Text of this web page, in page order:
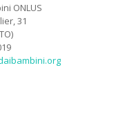
ONLUS
31